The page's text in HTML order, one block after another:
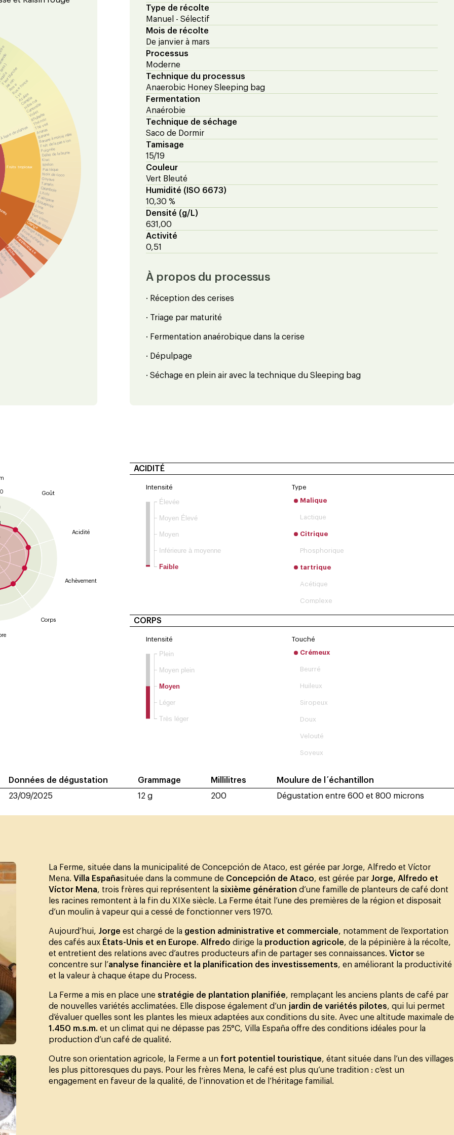
À base de plantes
Fruits tropicaux
Fleur blanche
Jasmin
Rose
Rose foncé
LysAzalée
Camélia
Hibiscus
Camomille
Violet
Rhubarbe
Thé noir
Thé vert
Ananas
Banane
Banane à moitié mûre
Fruit de la passion
Poignée
Début de la brume
Kiwi
Melon
Pastèque
Noix de coco
Goyave
Tamarin
Carambole
Litchi
Fakirgame
Alquejenje
Lima
Citron
Vert citron
Peau de citron
Orange
Orange sanguine
Écorce d'orange
mandarin
Pamplemousse
Yuzu
Bergamote
Pêche
Pêche jaune
Type de récolte
Manuel - Sélectif
Mois de récolte
De janvier à mars
Processus
Moderne
Technique du processus
Anaerobic Honey Sleeping bag
Fermentation
Anaérobie
Technique de séchage
Saco de Dormir
Tamisage
15/19
Couleur
Vert Bleuté
Humidité (ISO 6673)
10,30 %
Densité (g/L)
631,00
Activité
0,51
À propos du processus
· Réception des cerises
· Triage par maturité
· Fermentation anaérobique dans la cerise
· Dépulpage
· Séchage en plein air avec la technique du Sleeping bag
Goût
Acidité
Achèvement
Corps
ACIDITÉ
Intensité
Faible
Inférieure à moyenne
Moyen
Moyen Élevé
Élevée
Type
Malique
Lactique
Citrique
Phosphorique
tartrique
Acétique
Complexe
CORPS
Intensité
Très léger
Léger
Moyen
Moyen plein
Plein
Touché
Crémeux
Beurré
Huileux
Siropeux
Doux
Velouté
Soyeux
Données de dégustation
23/09/2025
Grammage
12 g
Millilitres
200
Moulure de l´échantillon
Dégustation entre 600 et 800 microns
La Ferme, située dans la municipalité de Concepción de Ataco, est gérée par Jorge, Alfredo et Víctor
Mena. Villa Españasituée dans la commune de Concepción de Ataco, est gérée par Jorge, Alfredo et
Víctor Mena, trois frères qui représentent la sixième génération d’une famille de planteurs de café dont
les racines remontent à la fin du XIXe siècle. La Ferme était l’une des premières de la région et disposait
d’un moulin à vapeur qui a cessé de fonctionner vers 1970.
Aujourd’hui, Jorge est chargé de la gestion administrative et commerciale, notamment de l’exportation
des cafés aux États-Unis et en Europe. Alfredo dirige la production agricole, de la pépinière à la récolte,
et entretient des relations avec d’autres producteurs afin de partager ses connaissances. Victor se
concentre sur l’analyse financière et la planification des investissements, en améliorant la productivité
et la valeur à chaque étape du Process.
La Ferme a mis en place une stratégie de plantation planifiée, remplaçant les anciens plants de café par
de nouvelles variétés acclimatées. Elle dispose également d’un jardin de variétés pilotes, qui lui permet
d’évaluer quelles sont les plantes les mieux adaptées aux conditions du site. Avec une altitude maximale de
1.450 m.s.m. et un climat qui ne dépasse pas 25°C, Villa España offre des conditions idéales pour la
production d’un café de qualité.
Outre son orientation agricole, la Ferme a un fort potentiel touristique, étant située dans l’un des villages
les plus pittoresques du pays. Pour les frères Mena, le café est plus qu’une tradition : c’est un
engagement en faveur de la qualité, de l’innovation et de l’héritage familial.